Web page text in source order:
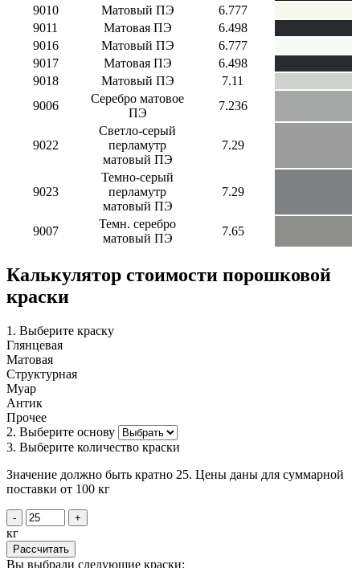
9010
Матовый ПЭ
6.777
9011
Матовая ПЭ
6.498
9016
Матовый ПЭ
6.777
9017
Матовая ПЭ
6.498
9018
Матовый ПЭ
7.11
9006
Серебро матовое
ПЭ
7.236
9022
Светло-серый
перламутр
матовый ПЭ
7.29
9023
Темно-серый
перламутр
матовый ПЭ
7.29
9007
Темн. серебро
матовый ПЭ
7.65
Калькулятор стоимости порошковой
краски
1. Выберите краску
Глянцевая
Матовая
Структурная
Муар
Антик
Прочее
2. Выберите основу
3. Выберите количество краски
Значение должно быть кратно 25. Цены даны для суммарной
поставки от 100 кг
- +
кг
Рассчитать
Вы выбрали следующие краски: